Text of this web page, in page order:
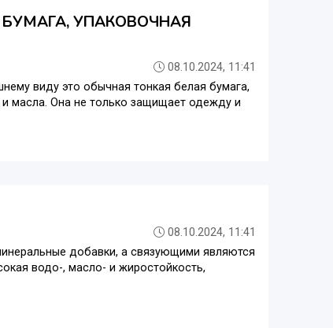
УПАКОВОЧНАЯ
08.10.2024, 11:41
виду это обычная тонкая белая бумага,
масла. Она не только защищает одежду и
08.10.2024, 11:41
добавки, а связующими являются
водо-, масло- и жиростойкость,